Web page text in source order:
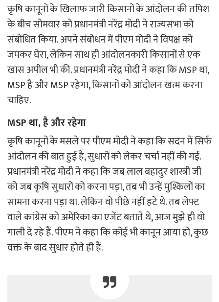
कृषि कानूनों के खिलाफ जारी किसानों के आंदोलन की तपिश
के बीच सोमवार को प्रधानमंत्री नरेंद्र मोदी ने राज्यसभा को
संबोधित किया. अपने संबोधन में पीएम मोदी ने विपक्ष को
जमकर घेरा, लेकिन साथ ही आंदोलनकारी किसानों से एक
खास अपील भी की. प्रधानमंत्री नरेंद्र मोदी ने कहा कि MSP था,
MSP है और MSP रहेगा, किसानों को आंदोलन खत्म करना
चाहिए.
MSP था, है और रहेगा
कृषि कानूनों के मसले पर पीएम मोदी ने कहा कि सदन में सिर्फ
आंदोलन की बात हुई है, सुधारों को लेकर चर्चा नहीं की गई.
प्रधानमंत्री नरेंद्र मोदी ने कहा कि जब लाल बहादुर शास्त्री जी
को जब कृषि सुधारों को करना पड़ा, तब भी उन्हें मुश्किलों का
सामना करना पड़ा था. लेकिन वो पीछे नहीं हटे थे. तब लेफ्ट
वाले कांग्रेस को अमेरिका का एजेंट बताते थे, आज मुझे ही वो
गाली दे रहे हैं. पीएम ने कहा कि कोई भी कानून आया हो, कुछ
वक्त के बाद सुधार होते ही हैं.